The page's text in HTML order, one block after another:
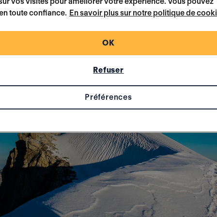
aux Deux-Alpes
toute confiance. En savoir plus sur notre politique de
Préférences
Refuser
OK